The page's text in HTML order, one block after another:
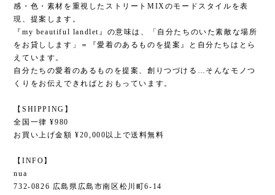
感・色・素材を重視したストリートMIXのモードスタイルを表
現、提案します。
『my beautiful landlet』の意味は、「自分たちのいた素敵な場所
をお貸しします」＝『愛着のあるものを提案』と自分たちはとら
えています。
自分たちの愛着のあるものを提案、創りつづける…そんなモノつ
くりをお伝えできればとおもっています。
【SHIPPING】
全国一律 ¥980
お買い上げ金額 ¥20,000以上で送料無料
【INFO】
nua
732-0826 広島県広島市南区松川町6-14